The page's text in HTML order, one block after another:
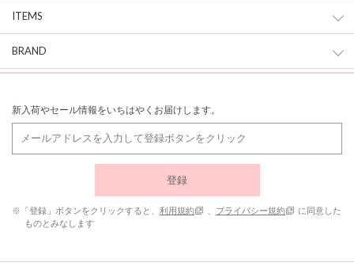
ITEMS
BRAND
新入荷やセール情報をいちはやくお届けします。
登録
※「登録」ボタンをクリックすると、 利用規約 プライバシー規約
に同意した
ものとみなします